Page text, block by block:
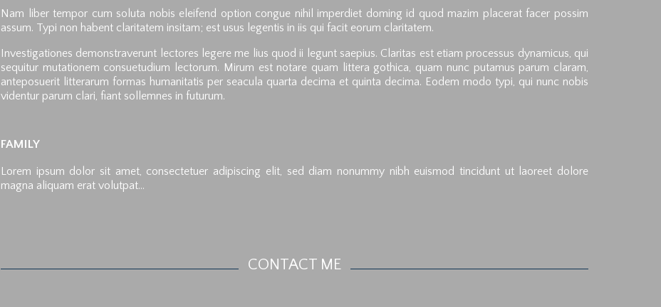
Nam liber tempor cum soluta nobis eleifend option congue nihil imperdiet doming id quod mazim placerat facer possim
assum. Typi non habent claritatem insitam; est usus legentis in iis qui facit eorum claritatem.
Investigationes demonstraverunt lectores legere me lius quod ii legunt saepius. Claritas est etiam processus dynamicus, qui
sequitur mutationem consuetudium lectorum. Mirum est notare quam littera gothica, quam nunc putamus parum claram,
anteposuerit litterarum formas humanitatis per seacula quarta decima et quinta decima. Eodem modo typi, qui nunc nobis
videntur parum clari, fiant sollemnes in futurum.
FAMILY
Lorem ipsum dolor sit amet, consectetuer adipiscing elit, sed diam nonummy nibh euismod tincidunt ut laoreet dolore
magna aliquam erat volutpat…
CONTACT ME